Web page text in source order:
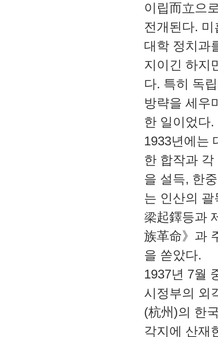
이립而立으
전개된다.
대학 정치과
지이긴 하지
다. 특히 독
방략을 세우
한 일이었다.
1933년에는
한 합작과
을 설득, 한
는 인산의
梁起鐸등과
族革命》과
을 쏟았다.
1937년 7월
시정부의 외
(杭州)의 한
각지에 산재